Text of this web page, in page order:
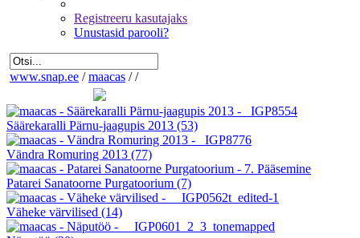
Registreeru kasutajaks
Unustasid parooli?
www.snap.ee / maacas / /
Säärekaralli Pärnu-jaagupis 2013 (53)
Vändra Romuring 2013 (77)
Patarei Sanatoorne Purgatoorium (7)
Väheke värvilised (14)